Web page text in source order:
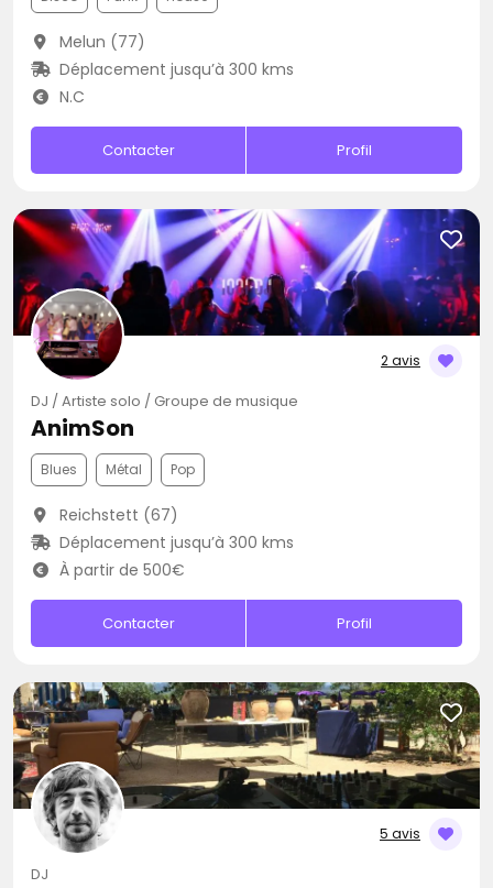
Melun (77)
Déplacement jusqu’à 300 kms
N.C
Contacter Profil
2 avis
DJ / Artiste solo / Groupe de musique
AnimSon
Blues Métal Pop
Reichstett (67)
Déplacement jusqu’à 300 kms
À partir de 500€
Contacter Profil
5 avis
DJ